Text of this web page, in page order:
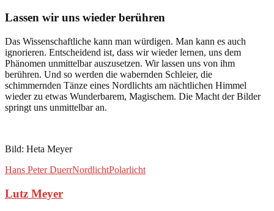
Lassen wir uns wieder berühren
Das Wissenschaftliche kann man würdigen. Man kann es auch
ignorieren. Entscheidend ist, dass wir wieder lernen, uns dem
Phänomen unmittelbar auszusetzen. Wir lassen uns von ihm
berühren. Und so werden die wabernden Schleier, die
schimmernden Tänze eines Nordlichts am nächtlichen Himmel
wieder zu etwas Wunderbarem, Magischem. Die Macht der Bilder
springt uns unmittelbar an.
Bild: Heta Meyer
Hans Peter DuerrNordlichtPolarlicht
Lutz Meyer